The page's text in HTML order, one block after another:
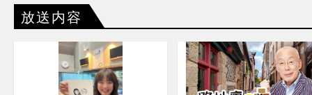
放送内容